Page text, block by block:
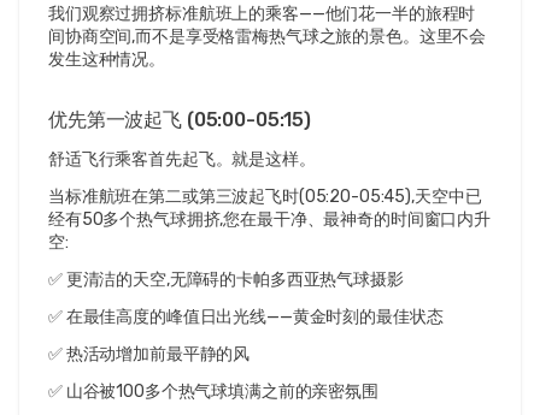
我们观察过拥挤标准航班上的乘客——他们花一半的旅程时
间协商空间,而不是享受格雷梅热气球之旅的景色。这里不会
发生这种情况。
优先第一波起飞 (05:00-05:15)
舒适飞行乘客首先起飞。就是这样。
当标准航班在第二或第三波起飞时(05:20-05:45),天空中已
经有50多个热气球拥挤,您在最干净、最神奇的时间窗口内升
空:
✅ 更清洁的天空,无障碍的卡帕多西亚热气球摄影
✅ 在最佳高度的峰值日出光线——黄金时刻的最佳状态
✅ 热活动增加前最平静的风
✅ 山谷被100多个热气球填满之前的亲密氛围